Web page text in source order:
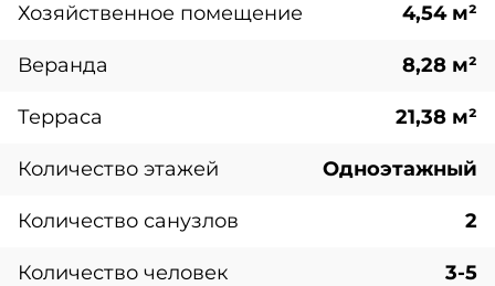
Хозяйственное помещение 4,54 м²
Веранда 8,28 м²
Терраса 21,38 м²
Количество этажей Одноэтажный
Количество санузлов 2
Количество человек 3-5